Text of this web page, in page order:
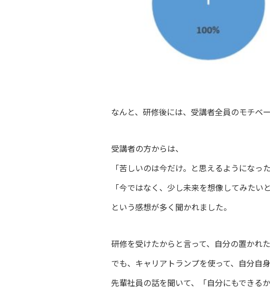
なんと、研修後には、受講者全員のモチベ
受講者の方からは、
「苦しいのは今だけ。と思えるようになった
「今ではなく、少し未来を想像してみたい
という感想が多く聞かれました。
研修を受けたからと言って、自分の置かれ
でも、キャリアトランプを使って、自分自
先輩社員の話を聞いて、「自分にもできる